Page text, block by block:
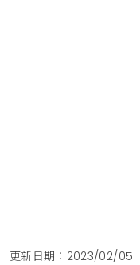
更新日期：2023/02/05